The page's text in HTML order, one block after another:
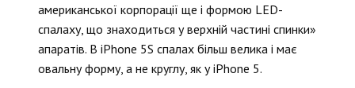
американської корпорації ще і формою LED-
спалаху, що знаходиться у верхній частині спинки»
апаратів. В iPhone 5S спалах більш велика і має
овальну форму, а не круглу, як у iPhone 5.